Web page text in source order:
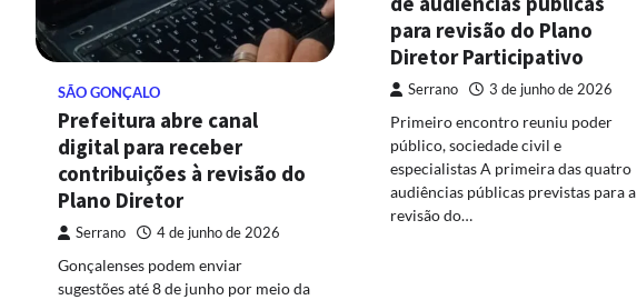
SÃO GONÇALO
Prefeitura abre canal
digital para receber
contribuições à revisão do
Plano Diretor
Serrano 4 de junho de 2026
Gonçalenses podem enviar
sugestões até 8 de junho por meio da
para revisão do Plano
Diretor Participativo
Serrano 3 de junho de 2026
Primeiro encontro reuniu poder
público, sociedade civil e
especialistas A primeira das quatro
audiências públicas previstas para a
revisão do…